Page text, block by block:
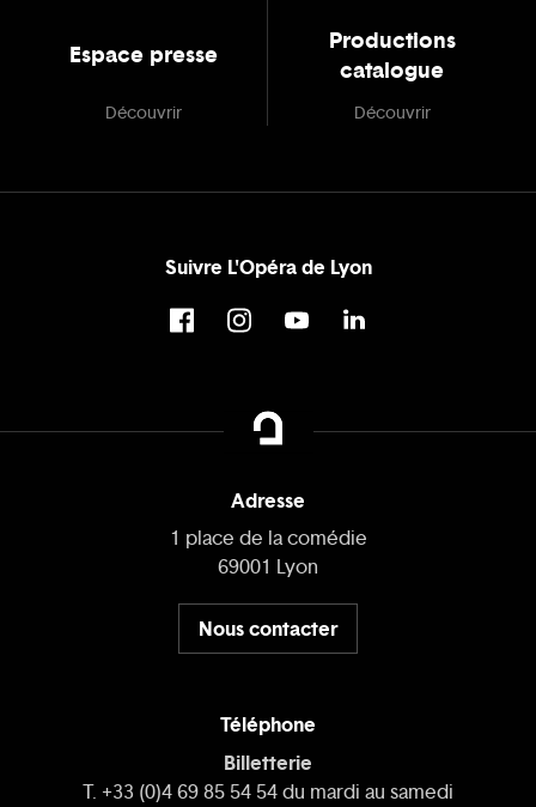
Espace presse
Découvrir
Productions
catalogue
Découvrir
Suivre L'Opéra de Lyon
Adresse
1 place de la comédie
69001 Lyon
Nous contacter
Téléphone
Billetterie
T. +33 (0)4 69 85 54 54 du mardi au samedi